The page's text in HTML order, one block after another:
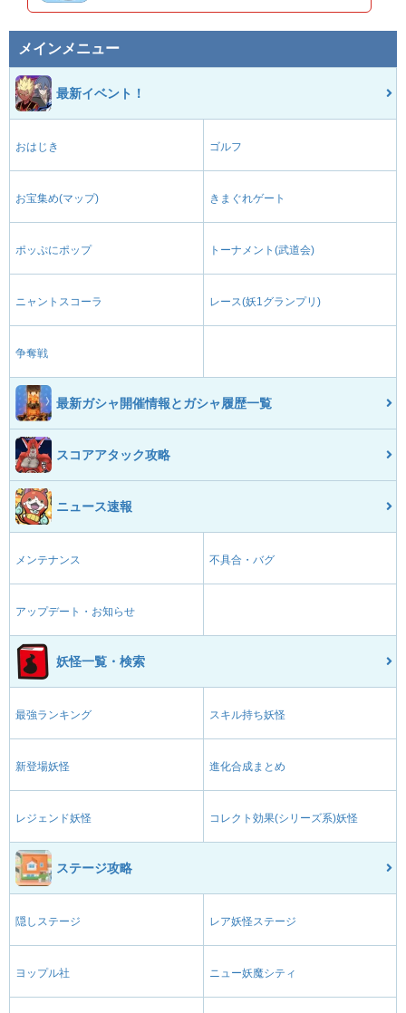
メインメニュー
最新イベント！
おはじき ゴルフ
お宝集め(マップ) きまぐれゲート
ポッぷにポップ トーナメント(武道会)
ニャントスコーラ レース(妖1グランプリ)
争奪戦
最新ガシャ開催情報とガシャ履歴一覧
スコアアタック攻略
ニュース速報
メンテナンス 不具合・バグ
アップデート・お知らせ
妖怪一覧・検索
最強ランキング スキル持ち妖怪
新登場妖怪 進化合成まとめ
レジェンド妖怪 コレクト効果(シリーズ系)妖怪
ステージ攻略
隠しステージ レア妖怪ステージ
ヨップル社 ニュー妖魔シティ